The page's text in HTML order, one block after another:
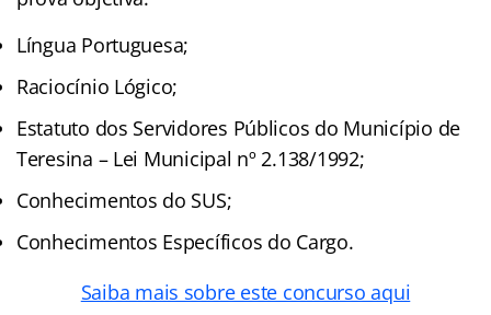
Língua Portuguesa;
Raciocínio Lógico;
Estatuto dos Servidores Públicos do Município de
Teresina – Lei Municipal nº 2.138/1992;
Conhecimentos do SUS;
Conhecimentos Específicos do Cargo.
Saiba mais sobre este concurso aqui